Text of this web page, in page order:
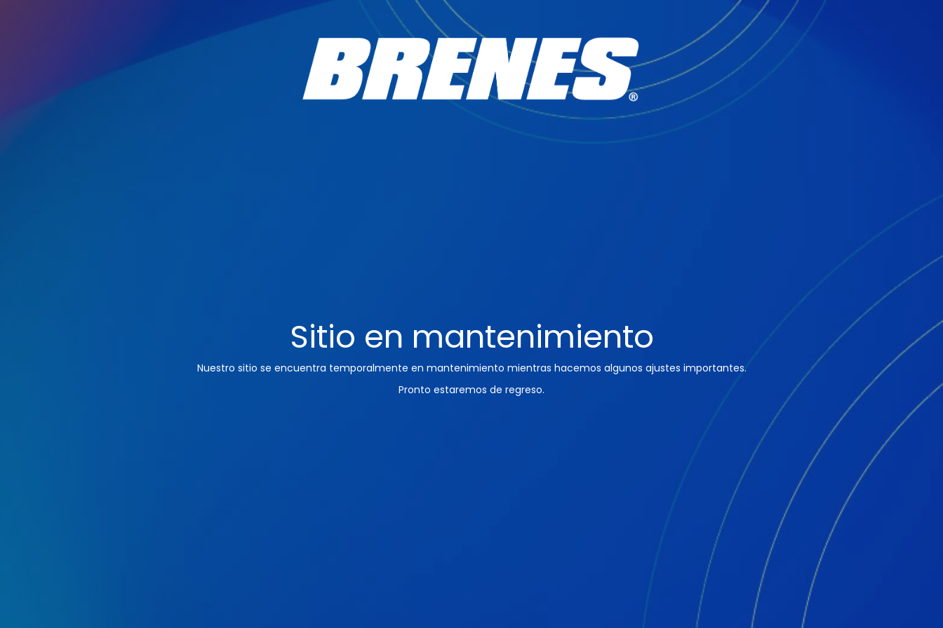
Sitio en mantenimiento
Nuestro sitio se encuentra temporalmente en mantenimiento mientras hacemos algunos ajustes importantes.
Pronto estaremos de regreso.